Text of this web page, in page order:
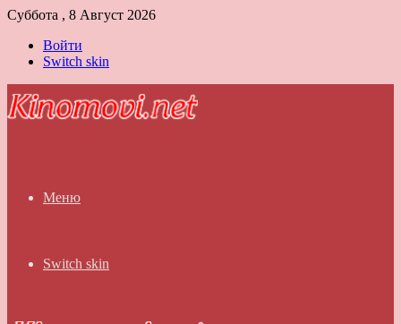
Суббота , 8 Август 2026
Войти
Switch skin
Меню
Switch skin